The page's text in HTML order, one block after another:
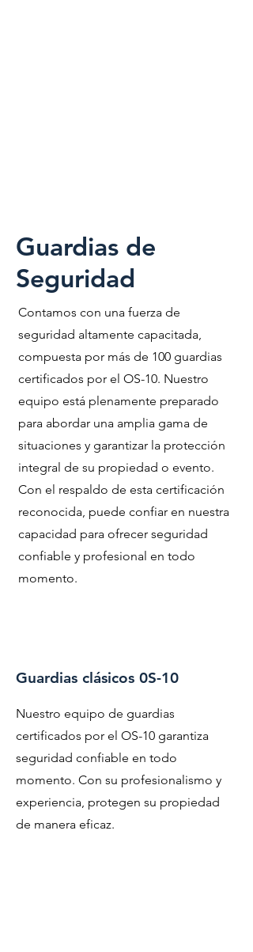
Guardias de
Seguridad
Contamos con una fuerza de
seguridad altamente capacitada,
compuesta por más de 100 guardias
certificados por el OS-10. Nuestro
equipo está plenamente preparado
para abordar una amplia gama de
situaciones y garantizar la protección
integral de su propiedad o evento.
Con el respaldo de esta certificación
reconocida, puede confiar en nuestra
capacidad para ofrecer seguridad
confiable y profesional en todo
momento.
Guardias clásicos 0S-10
Nuestro equipo de guardias
certificados por el OS-10 garantiza
seguridad confiable en todo
momento. Con su profesionalismo y
experiencia, protegen su propiedad
de manera eficaz.